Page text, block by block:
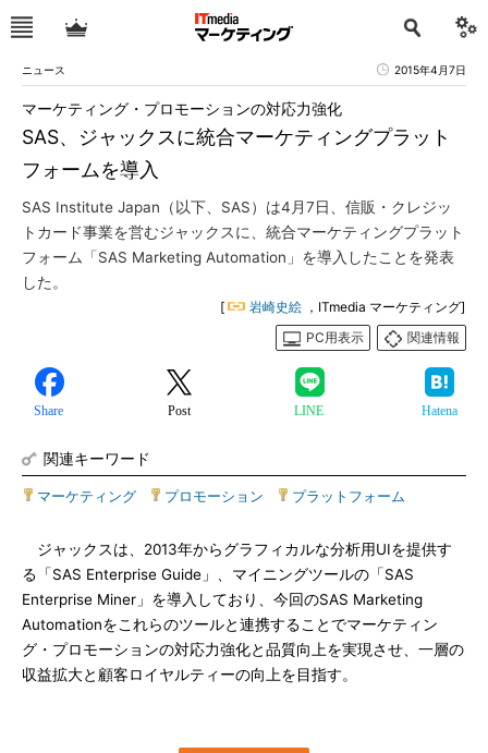
ニュース 2015年4月7日
SAS、ジャックスに統合マーケティングプラット
フォームを導入
マーケティング・プロモーションの対応力強化
SAS Institute Japan（以下、SAS）は4月7日、信販・クレジッ
トカード事業を営むジャックスに、統合マーケティングプラット
フォーム「SAS Marketing Automation」を導入したことを発表
した。
[ 岩崎史絵 ，ITmedia マーケティング]
PC用表示
関連情報
Share Post LINE Hatena
関連キーワード
マーケティング プロモーション プラットフォーム
ジャックスは、2013年からグラフィカルな分析用UIを提供す
る「SAS Enterprise Guide」、マイニングツールの「SAS
Enterprise Miner」を導入しており、今回のSAS Marketing
Automationをこれらのツールと連携することでマーケティン
グ・プロモーションの対応力強化と品質向上を実現させ、一層の
収益拡大と顧客ロイヤルティーの向上を目指す。